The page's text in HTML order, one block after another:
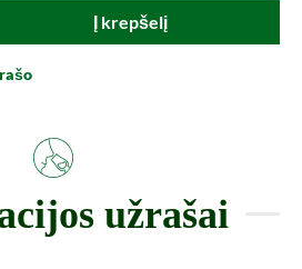
Įveskite norimą vertę
Į krepšelį
užrašai